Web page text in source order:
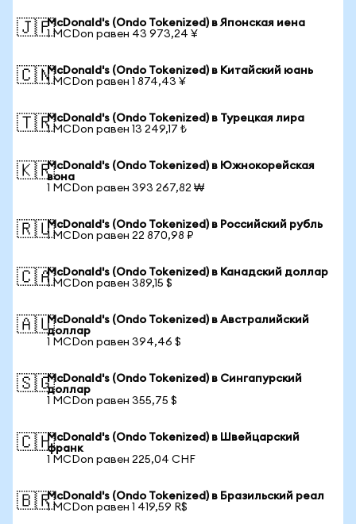
🇯🇵McDonald's (Ondo Tokenized) в Японская иена
1 MCDon равен 43 973,24 ¥
🇨🇳McDonald's (Ondo Tokenized) в Китайский юань
1 MCDon равен 1 874,43 ¥
🇹🇷McDonald's (Ondo Tokenized) в Турецкая лира
1 MCDon равен 13 249,17 ₺
🇰🇷McDonald's (Ondo Tokenized) в Южнокорейская
вона
1 MCDon равен 393 267,82 ₩
🇷🇺McDonald's (Ondo Tokenized) в Российский рубль
1 MCDon равен 22 870,98 ₽
🇨🇦McDonald's (Ondo Tokenized) в Канадский доллар
1 MCDon равен 389,15 $
🇦🇺McDonald's (Ondo Tokenized) в Австралийский
доллар
1 MCDon равен 394,46 $
🇸🇬McDonald's (Ondo Tokenized) в Сингапурский
доллар
1 MCDon равен 355,75 $
🇨🇭McDonald's (Ondo Tokenized) в Швейцарский
франк
1 MCDon равен 225,04 CHF
🇧🇷McDonald's (Ondo Tokenized) в Бразильский реал
1 MCDon равен 1 419,59 R$